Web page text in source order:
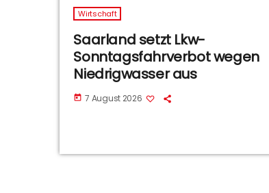
Wirtschaft
Saarland setzt Lkw-
Sonntagsfahrverbot wegen
Niedrigwasser aus
today 7 August 2026